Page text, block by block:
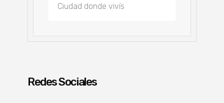
Redes Sociales